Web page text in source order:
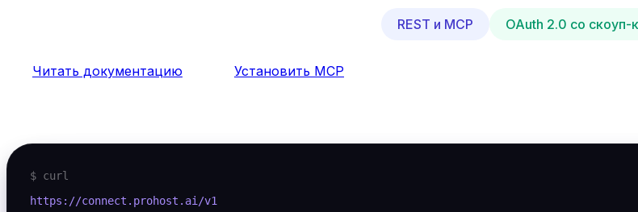
REST и MCP OAuth 2.0 со
Читать документацию Установить MCP
$ curl
https://connect.prohost.ai/v1